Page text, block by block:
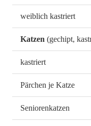
weiblich kastriert
Katzen (gechipt,
kastriert
Pärchen je Katze
Seniorenkatzen